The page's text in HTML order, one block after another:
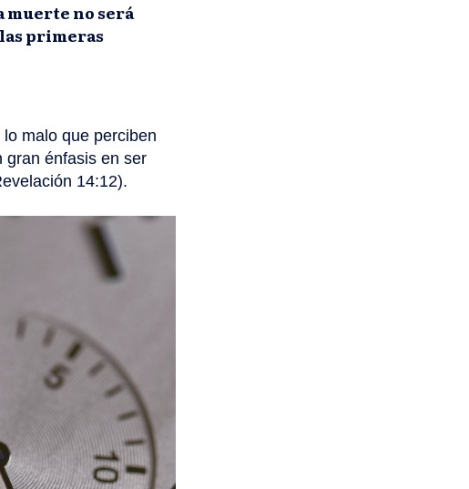
muerte no será
primeras
malo que perciben
gran énfasis en ser
14:12).